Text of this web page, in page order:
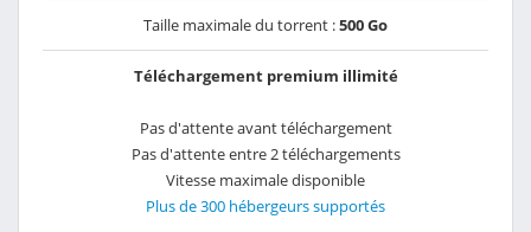
Taille maximale du torrent :500 Go
Téléchargement premium illimité
Pas d'attente avant téléchargement
Pas d'attente entre 2 téléchargements
Vitesse maximale disponible
Plus de 300 hébergeurs supportés